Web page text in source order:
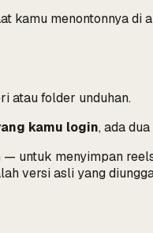
kamu menontonnya
atau folder unduhan.
kamu login, ada
untuk menyimpan
versi asli yang